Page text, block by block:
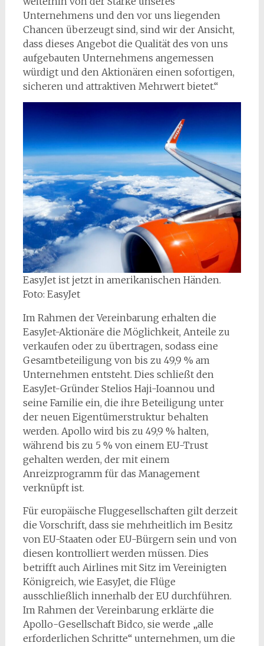
Unternehmens und den vor uns liegenden
Chancen überzeugt sind, sind wir der Ansicht,
dass dieses Angebot die Qualität des von uns
aufgebauten Unternehmens angemessen
würdigt und den Aktionären einen sofortigen,
sicheren und attraktiven Mehrwert bietet.“
EasyJet ist jetzt in amerikanischen Händen.
Foto: EasyJet
Im Rahmen der Vereinbarung erhalten die
EasyJet-Aktionäre die Möglichkeit, Anteile zu
verkaufen oder zu übertragen, sodass eine
Gesamtbeteiligung von bis zu 49,9 % am
Unternehmen entsteht. Dies schließt den
EasyJet-Gründer Stelios Haji-Ioannou und
seine Familie ein, die ihre Beteiligung unter
der neuen Eigentümerstruktur behalten
werden. Apollo wird bis zu 49,9 % halten,
während bis zu 5 % von einem EU-Trust
gehalten werden, der mit einem
Anreizprogramm für das Management
verknüpft ist.
Für europäische Fluggesellschaften gilt derzeit
die Vorschrift, dass sie mehrheitlich im Besitz
von EU-Staaten oder EU-Bürgern sein und von
diesen kontrolliert werden müssen. Dies
betrifft auch Airlines mit Sitz im Vereinigten
Königreich, wie EasyJet, die Flüge
ausschließlich innerhalb der EU durchführen.
Im Rahmen der Vereinbarung erklärte die
Apollo-Gesellschaft Bidco, sie werde „alle
erforderlichen Schritte“ unternehmen, um die